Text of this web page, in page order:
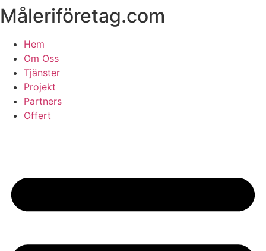
Skip
to
content
Måleriföretag.com
Hem
Om Oss
Tjänster
Projekt
Partners
Offert